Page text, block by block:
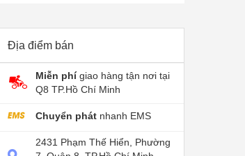
hàng, QuaHot không chịu trách
Địa điểm bán
Miễn phígiao hàng tận nơi tại
Q8 TP.Hồ Chí Minh
Chuyển phát nhanh EMS
2431 Phạm Thế Hiển, Phường